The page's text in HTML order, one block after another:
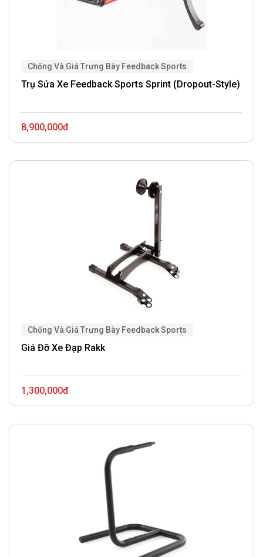
Chống Và Giá Trưng Bày Feedback Sports
Trụ Sửa Xe Feedback Sports Sprint (Dropout-Style)
8,900,000đ
Chống Và Giá Trưng Bày Feedback Sports
Giá Đỡ Xe Đạp Rakk
1,300,000đ